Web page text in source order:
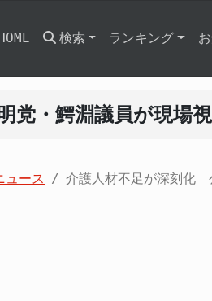
HOME 検索 ランキング
・鰐淵議員が現場
ュース 介護人材不足が深刻化